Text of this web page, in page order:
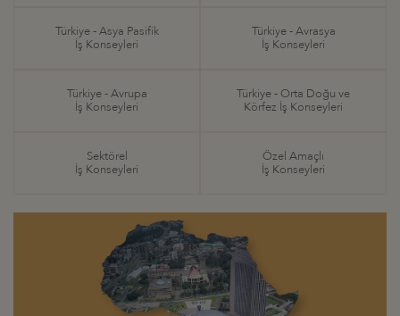
Türkiye - Asya Pasifik
İş Konseyleri
Türkiye - Avrasya
İş Konseyleri
Türkiye - Avrupa
İş Konseyleri
Türkiye - Orta Doğu ve
Körfez İş Konseyleri
Sektörel
İş Konseyleri
Özel Amaçlı
İş Konseyleri